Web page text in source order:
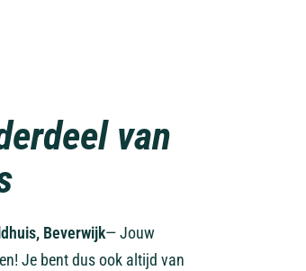
van
Beverwijk— Jouw
Je bent dus ook altijd van